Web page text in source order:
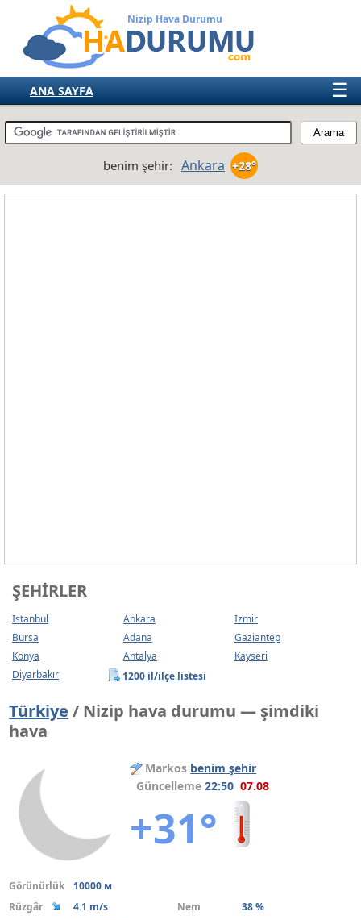
Nizip Hava Durumu
☰
ANA SAYFA
TÜRKİYE
AVRUPA
benim şehir: Ankara +28°
ŞEHIRLER
Istanbul Ankara
Izmir
Bursa
Adana
Gaziantep
Konya
Antalya
Kayseri
Diyarbakır
1200 il/ilçe listesi
Türkiye / Nizip hava durumu — şimdiki
hava
Markos benim şehir
Güncelleme22:50 07.08
+31°
Görünürlük
10000 м
Rüzgâr
4.1 m/s Nem
38 %